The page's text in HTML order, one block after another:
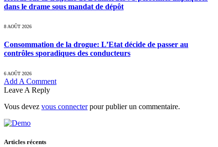
dans le drame sous mandat de dépôt
8 AOÛT 2026
Consommation de la drogue: L’Etat décide de passer au
contrôles sporadiques des conducteurs
6 AOÛT 2026
Add A Comment
Leave A Reply
Vous devez vous connecterpour publier un commentaire.
Articles récents